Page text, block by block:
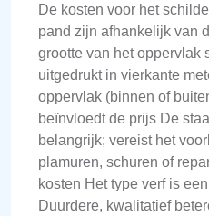
De kosten voor het
pand zijn afhankelijk van
grootte van het oppervlak
uitgedrukt in vierkante
oppervlak (binnen of
beïnvloedt de prijs De
belangrijk; vereist het
plamuren, schuren of
kosten Het type verf is
Duurdere, kwalitatief